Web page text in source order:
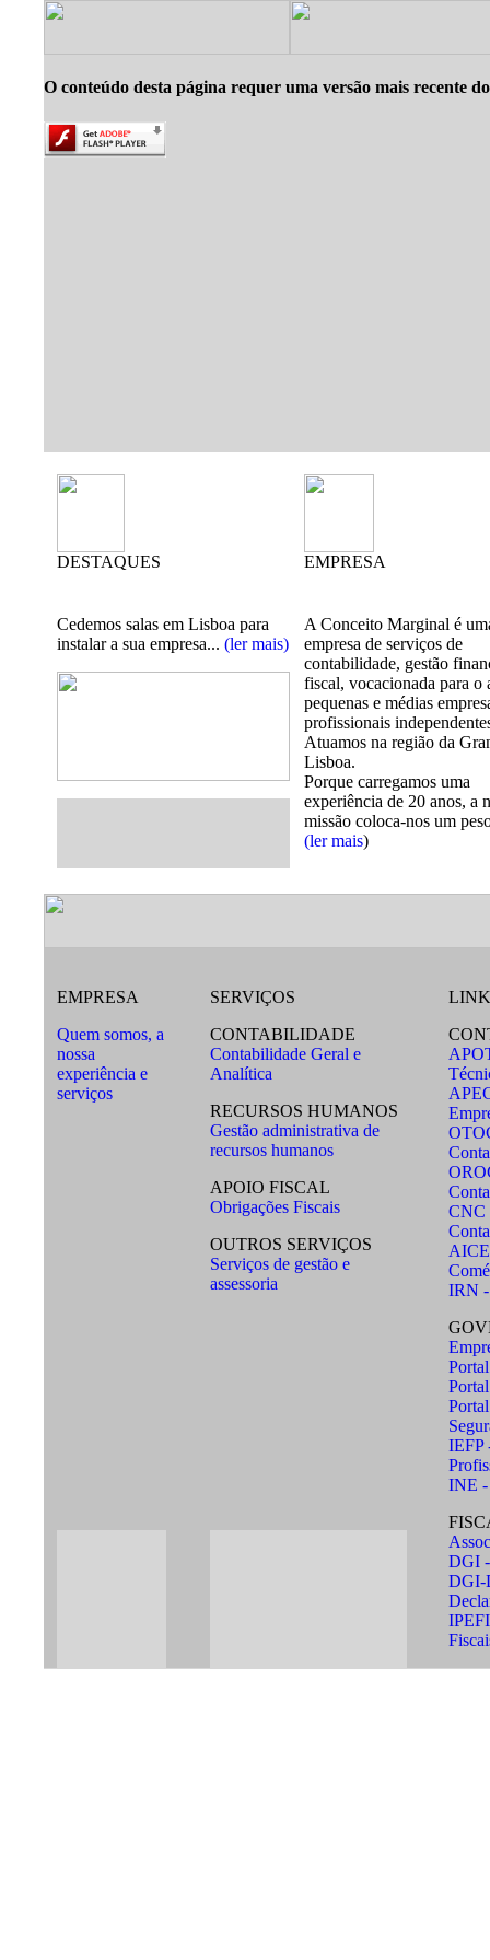
O conteúdo desta página requer uma versão mais recente
DESTAQUES EMPRESA
Cedemos salas em Lisboa para
instalar a sua empresa... (ler mais)
A Conceito Marginal é
empresa de serviços de
contabilidade, gestão
fiscal, vocacionada para o
pequenas e médias
profissionais
Atuamos na região da
Lisboa.
Porque carregamos uma
experiência de 20 anos, a
missão coloca-nos um
(ler mais)
EMPRESA
Quem somos, a
nossa
experiência e
serviços
SERVIÇOS
CONTABILIDADE
Contabilidade Geral e
Analítica
RECURSOS HUMANOS
Gestão administrativa de
recursos humanos
APOIO FISCAL
Obrigações Fiscais
OUTROS SERVIÇOS
Serviços de gestão e
assessoria
CNC
IRN -
IEFP
INE -
DGI -
DGI-